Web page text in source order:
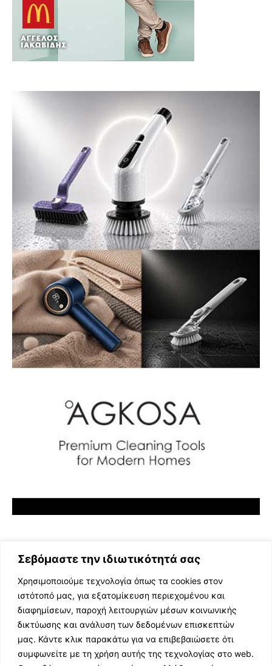
Σεβόμαστε την ιδιωτικότητά σας
Χρησιμοποιούμε τεχνολογία όπως τα cookies στον
ιστότοπό μας, για εξατομίκευση περιεχομένου και
διαφημίσεων, παροχή λειτουργιών μέσων κοινωνικής
δικτύωσης και ανάλυση των δεδομένων επισκεπτών
μας. Κάντε κλικ παρακάτω για να επιβεβαιώσετε ότι
συμφωνείτε με τη χρήση αυτής της τεχνολογίας στο web.
ΕΛΛΗΝΙΚΗ ΜΟΥΣΙΚΗ
TV SHOWS
EVENTS
ΘΕΑΤΡΟ